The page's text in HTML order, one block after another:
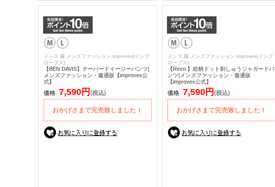
メンズ 服 メンズファッション improves(インプ
ローブス)
【BEN DAVIS】テーパードイージーパンツ|
メンズファッション・服通販【improves公
式】
価格 7,590円 (税込)
おかげさまで完売致しました！
メンズ 服 メンズファッション improves(インプ
ローブス)
【Revo.】総柄ドット刺しゅうジャガードパ
ンツ|メンズファッション・服通販
【improves公式】
価格 7,590円 (税込)
おかげさまで完売致しました！